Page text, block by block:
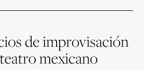
de improvisación
mexicano